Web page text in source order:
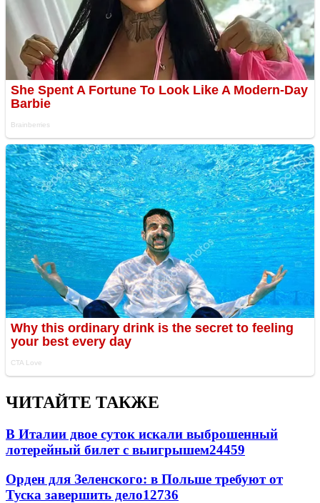
ЧИТАЙТЕ ТАКЖЕ
В Италии двое суток искали выброшенный
лотерейный билет с выигрышем24459
Орден для Зеленского: в Польше требуют от
Туска завершить дело12736